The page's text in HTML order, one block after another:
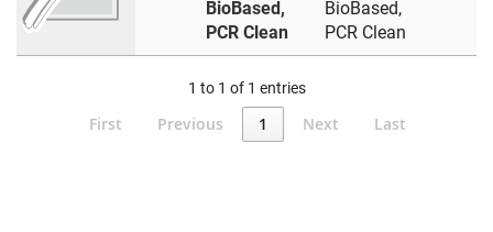
BioBased,
PCR Clean
BioBased,
PCR Clean
1 to 1 of 1 entries
First Previous 1 Next Last